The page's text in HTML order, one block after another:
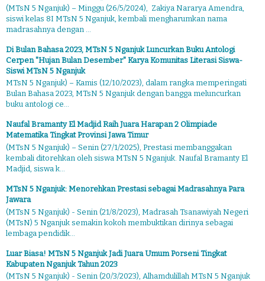
(MTsN 5 Nganjuk) – Minggu (26/5/2024), Zakiya Nararya Amendra,
siswi kelas 8I MTsN 5 Nganjuk, kembali mengharumkan nama
madrasahnya dengan ...
Di Bulan Bahasa 2023, MTsN 5 Nganjuk Luncurkan Buku Antologi
Cerpen "Hujan Bulan Desember" Karya Komunitas Literasi Siswa-
Siswi MTsN 5 Nganjuk
MTsN 5 Nganjuk) – Kamis (12/10/2023), dalam rangka memperingati
Bulan Bahasa 2023, MTsN 5 Nganjuk dengan bangga meluncurkan
buku antologi ce...
Naufal Bramanty El Madjid Raih Juara Harapan 2 Olimpiade
Matematika Tingkat Provinsi Jawa Timur
(MTsN 5 Nganjuk) – Senin (27/1/2025), Prestasi membanggakan
kembali ditorehkan oleh siswa MTsN 5 Nganjuk. Naufal Bramanty El
Madjid, siswa k...
MTsN 5 Nganjuk: Menorehkan Prestasi sebagai Madrasahnya Para
Jawara
(MTsN 5 Nganjuk) - Senin (21/8/2023), Madrasah Tsanawiyah Negeri
(MTsN) 5 Nganjuk semakin kokoh membuktikan dirinya sebagai
lembaga pendidik...
Luar Biasa! MTsN 5 Nganjuk Jadi Juara Umum Porseni Tingkat
Kabupaten Nganjuk Tahun 2023
(MTsN 5 Nganjuk) - Senin (20/3/2023), Alhamdulillah MTsN 5 Nganjuk